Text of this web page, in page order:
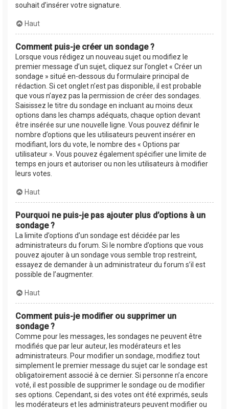
souhait d’insérer votre signature.
Haut
Comment puis-je créer un sondage ?
Lorsque vous rédigez un nouveau sujet ou modifiez le
premier message d’un sujet, cliquez sur l’onglet « Créer un
sondage » situé en-dessous du formulaire principal de
rédaction. Si cet onglet n’est pas disponible, il est probable
que vous n’ayez pas la permission de créer des sondages.
Saisissez le titre du sondage en incluant au moins deux
options dans les champs adéquats, chaque option devant
être insérée sur une nouvelle ligne. Vous pouvez définir le
nombre d’options que les utilisateurs peuvent insérer en
modifiant, lors du vote, le nombre des « Options par
utilisateur ». Vous pouvez également spécifier une limite de
temps en jours et autoriser ou non les utilisateurs à modifier
leurs votes.
Haut
Pourquoi ne puis-je pas ajouter plus d’options à un
sondage ?
La limite d’options d’un sondage est décidée par les
administrateurs du forum. Si le nombre d’options que vous
pouvez ajouter à un sondage vous semble trop restreint,
essayez de demander à un administrateur du forum s’il est
possible de l’augmenter.
Haut
Comment puis-je modifier ou supprimer un
sondage ?
Comme pour les messages, les sondages ne peuvent être
modifiés que par leur auteur, les modérateurs et les
administrateurs. Pour modifier un sondage, modifiez tout
simplement le premier message du sujet car le sondage est
obligatoirement associé à ce dernier. Si personne n’a encore
voté, il est possible de supprimer le sondage ou de modifier
ses options. Cependant, si des votes ont été exprimés, seuls
les modérateurs et les administrateurs peuvent modifier ou